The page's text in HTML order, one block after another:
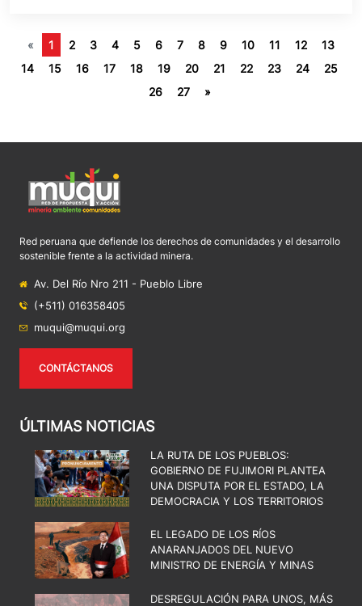
« 1 2 3 4 5 6 7 8 9 10 11 12
13
14
15 16 17 18 19 20 21 22 23 24
25
26
27 »
Red peruana que defiende los derechos de comunidades y el desarrollo
sostenible frente a la actividad minera.
Av. Del Río Nro 211 - Pueblo Libre
(+511) 016358405
muqui@muqui.org
CONTÁCTANOS
ÚLTIMAS NOTICIAS
LA RUTA DE LOS PUEBLOS:
GOBIERNO DE FUJIMORI PLANTEA
UNA DISPUTA POR EL ESTADO, LA
DEMOCRACIA Y LOS TERRITORIOS
EL LEGADO DE LOS RÍOS
ANARANJADOS DEL NUEVO
MINISTRO DE ENERGÍA Y MINAS
DESREGULACIÓN PARA UNOS, MÁS